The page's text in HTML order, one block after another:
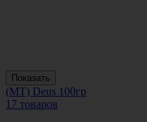
Показать
(MT) Deus 100гр
17 товаров